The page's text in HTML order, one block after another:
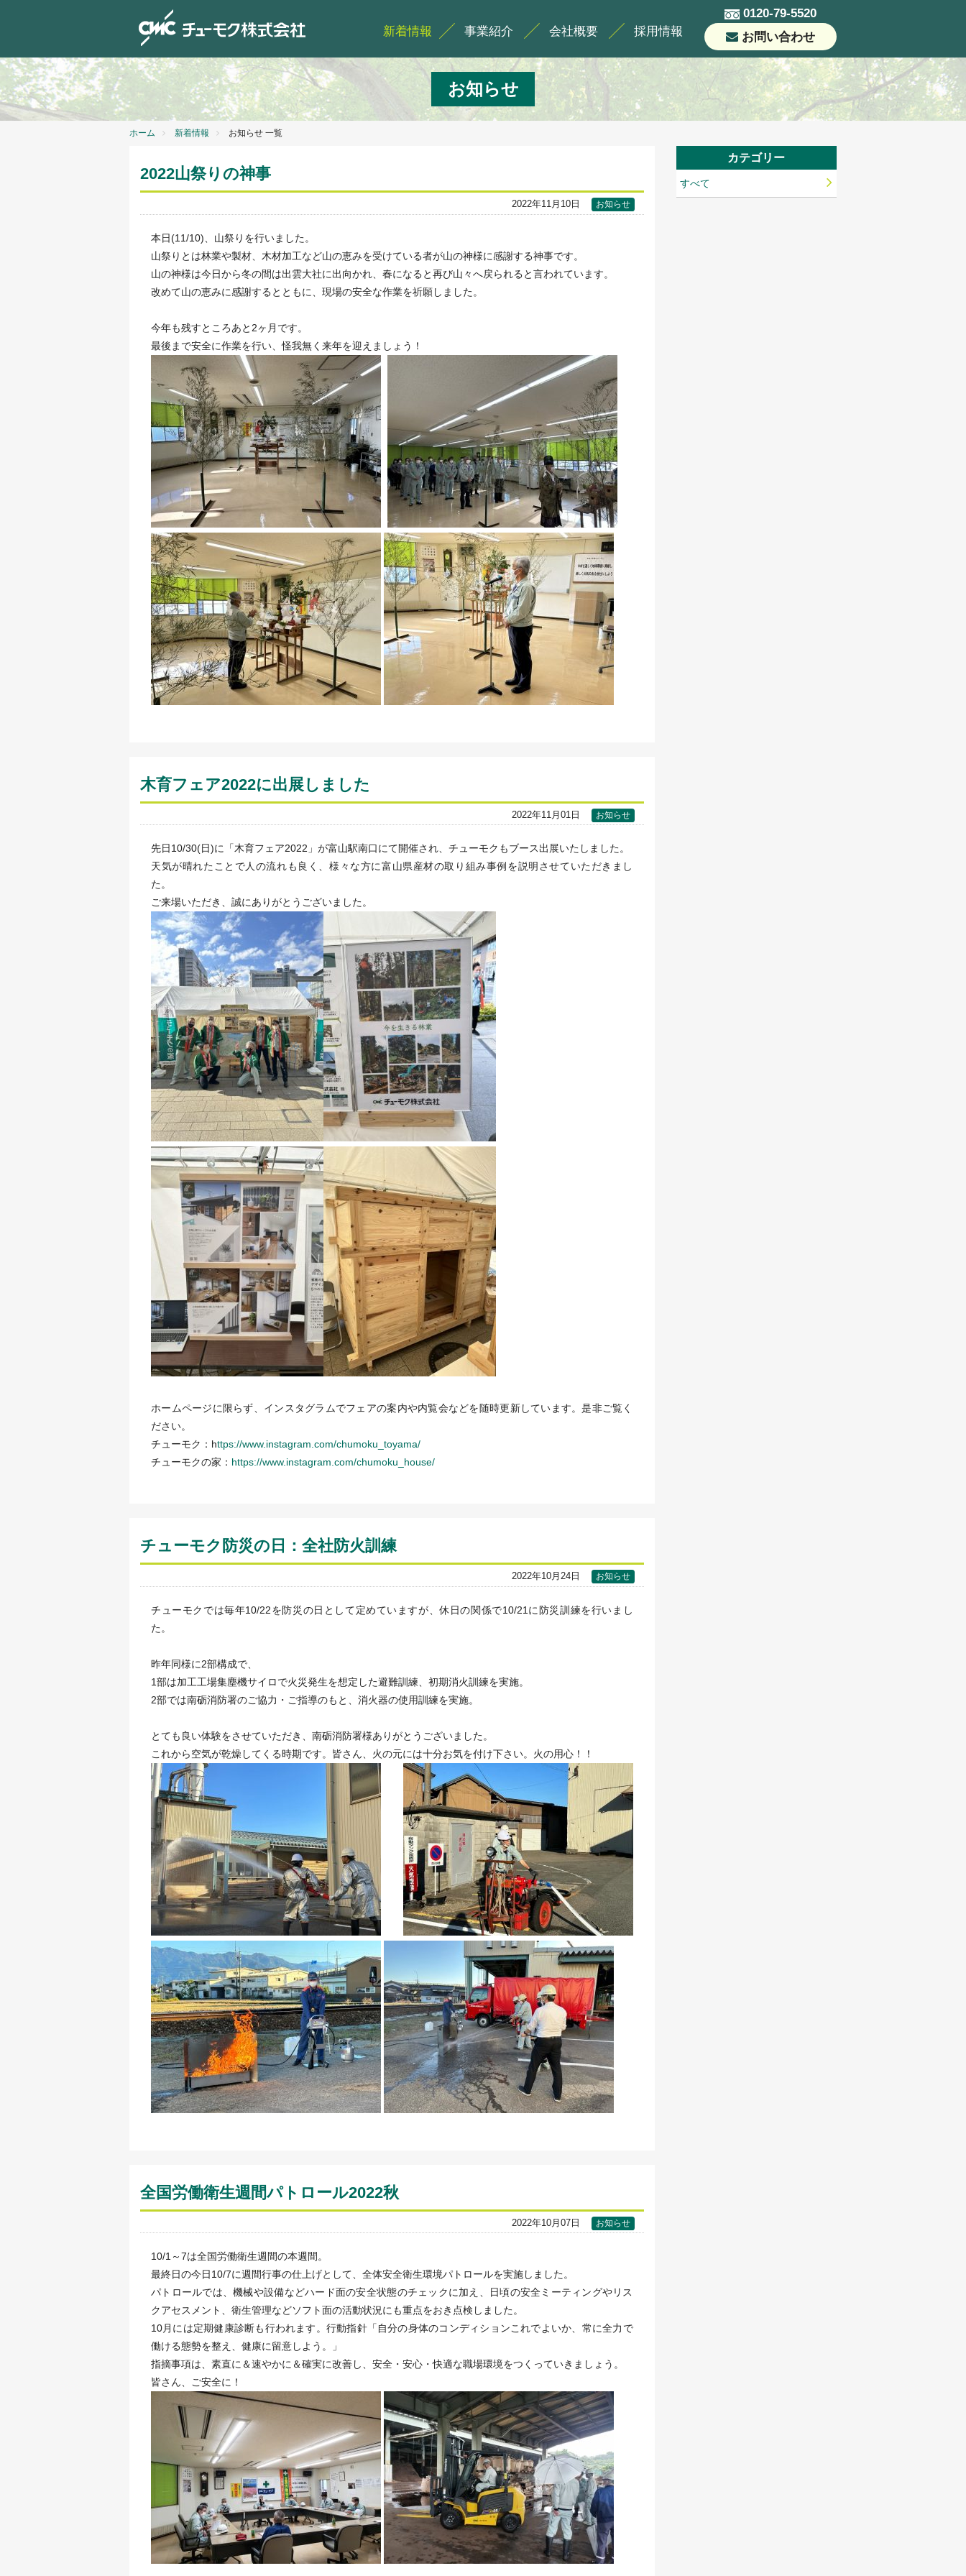
新着情報 事業紹介 会社概要 採用情報
0120-79-5520
お問い合わせ
お知らせ
ホーム 新着情報 お知らせ 一覧
2022山祭りの神事
2022年11月10日 お知らせ
本日(11/10)、山祭りを行いました。
山祭りとは林業や製材、木材加工など山の恵みを受けている者が山の神様に感謝する神事です。
山の神様は今日から冬の間は出雲大社に出向かれ、春になると再び山々へ戻られると言われています。
改めて山の恵みに感謝するとともに、現場の安全な作業を祈願しました。
今年も残すところあと2ヶ月です。
最後まで安全に作業を行い、怪我無く来年を迎えましょう！
木育フェア2022に出展しました
2022年11月01日 お知らせ
先日10/30(日)に「木育フェア2022」が富山駅南口にて開催され、チューモクもブース出展いたしました。
天気が晴れたことで人の流れも良く、様々な方に富山県産材の取り組み事例を説明させていただきまし
た。
ご来場いただき、誠にありがとうございました。
ホームページに限らず、インスタグラムでフェアの案内や内覧会などを随時更新しています。是非ご覧く
ださい。
チューモク：https://www.instagram.com/chumoku_toyama/
チューモクの家： https://www.instagram.com/chumoku_house/
チューモク防災の日：全社防火訓練
2022年10月24日 お知らせ
チューモクでは毎年10/22を防災の日として定めていますが、休日の関係で10/21に防災訓練を行いまし
た。
昨年同様に2部構成で、
1部は加工工場集塵機サイロで火災発生を想定した避難訓練、初期消火訓練を実施。
2部では南砺消防署のご協力・ご指導のもと、消火器の使用訓練を実施。
とても良い体験をさせていただき、南砺消防署様ありがとうございました。
これから空気が乾燥してくる時期です。皆さん、火の元には十分お気を付け下さい。火の用心！！
全国労働衛生週間パトロール2022秋
2022年10月07日 お知らせ
10/1～7は全国労働衛生週間の本週間。
最終日の今日10/7に週間行事の仕上げとして、全体安全衛生環境パトロールを実施しました。
パトロールでは、機械や設備などハード面の安全状態のチェックに加え、日頃の安全ミーティングやリス
クアセスメント、衛生管理などソフト面の活動状況にも重点をおき点検しました。
10月には定期健康診断も行われます。行動指針「自分の身体のコンディションこれでよいか、常に全力で
働ける態勢を整え、健康に留意しよう。」
指摘事項は、素直に＆速やかに＆確実に改善し、安全・安心・快適な職場環境をつくっていきましょう。
皆さん、ご安全に！
カテゴリー
すべて